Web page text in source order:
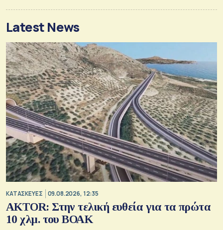
Latest News
ΚΑΤΑΣΚΕΥΕΣ 09.08.2026, 12:35
AKTOR: Στην τελική ευθεία για τα πρώτα
10 χλμ. του ΒΟΑΚ